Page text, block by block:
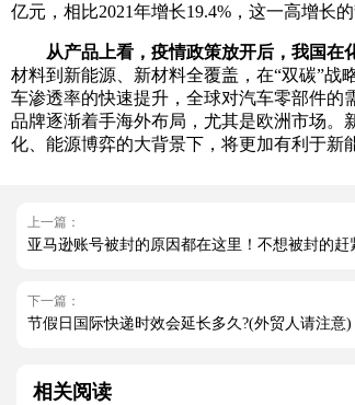
亿元，相比2021年增长19.4%，这一高增长的
从产品上看，疫情政策放开后，我国在
材料到新能源、新材料全覆盖，在“双碳”
车渗透率的快速提升，全球对汽车零部件的
品牌逐渐着手海外布局，尤其是欧洲市场。
化、能源博弈的大背景下，将更加有利于新
上一篇：
亚马逊账号被封的原因都在这里！不想被封的赶
下一篇：
节假日国际快递时效会延长多久?(外贸人请注意)
相关阅读